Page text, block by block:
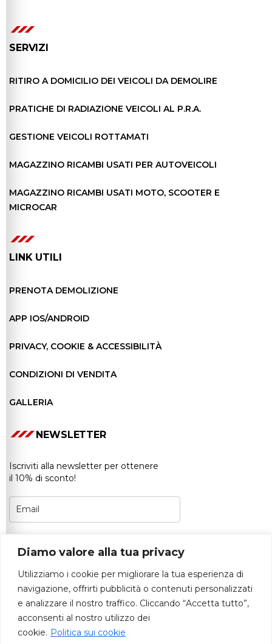
Diamo valore alla tua privacy
Utilizziamo i cookie per migliorare la tua esperienza di
navigazione, offrirti pubblicità o contenuti personalizzati
e analizzare il nostro traffico. Cliccando “Accetta tutto”,
acconsenti al nostro utilizzo dei
cookie. Politica sui cookie
SERVIZI
RITIRO A DOMICILIO DEI VEICOLI DA DEMOLIRE
PRATICHE DI RADIAZIONE VEICOLI AL P.R.A.
GESTIONE VEICOLI ROTTAMATI
MAGAZZINO RICAMBI USATI PER AUTOVEICOLI
MAGAZZINO RICAMBI USATI MOTO, SCOOTER E
MICROCAR
LINK UTILI
PRENOTA DEMOLIZIONE
APP IOS/ANDROID
PRIVACY, COOKIE & ACCESSIBILITÀ
CONDIZIONI DI VENDITA
GALLERIA
NEWSLETTER
Iscriviti alla newsletter per ottenere
il 10% di sconto!
Per maggiori dettagli, consulta la
Accetta di ricevere notizie e aggiornamenti.
ISCRIVITI